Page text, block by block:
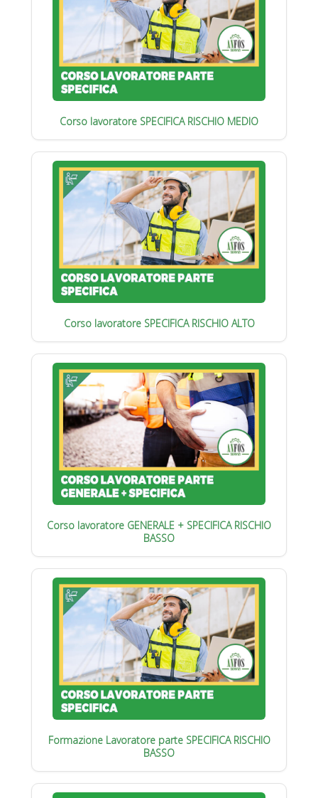
Corso lavoratore SPECIFICA RISCHIO MEDIO
Corso lavoratore SPECIFICA RISCHIO ALTO
Corso lavoratore GENERALE + SPECIFICA RISCHIO
BASSO
Formazione Lavoratore parte SPECIFICA RISCHIO
BASSO